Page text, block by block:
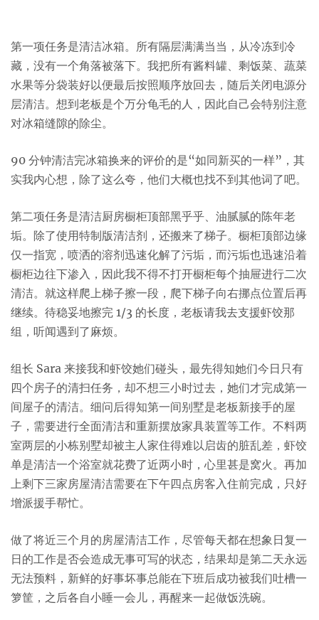
第一项任务是清洁冰箱。所有隔层满满当当，从冷冻到冷
藏，没有一个角落被落下。我把所有酱料罐、剩饭菜、蔬菜
水果等分袋装好以便最后按照顺序放回去，随后关闭电源分
层清洁。想到老板是个万分龟毛的人，因此自己会特别注意
对冰箱缝隙的除尘。
90 分钟清洁完冰箱换来的评价的是“如同新买的一样”，其
实我内心想，除了这么夸，他们大概也找不到其他词了吧。
第二项任务是清洁厨房橱柜顶部黑乎乎、油腻腻的陈年老
垢。除了使用特制版清洁剂，还搬来了梯子。橱柜顶部边缘
仅一指宽，喷洒的溶剂迅速化解了污垢，而污垢也迅速沿着
橱柜边往下渗入，因此我不得不打开橱柜每个抽屉进行二次
清洁。就这样爬上梯子擦一段，爬下梯子向右挪点位置后再
继续。待稳妥地擦完 1/3 的长度，老板请我去支援虾饺那
组，听闻遇到了麻烦。
组长 Sara 来接我和虾饺她们碰头，最先得知她们今日只有
四个房子的清扫任务，却不想三小时过去，她们才完成第一
间屋子的清洁。细问后得知第一间别墅是老板新接手的屋
子，需要进行全面清洁和重新摆放家具装置等工作。不料两
室两层的小栋别墅却被主人家住得难以启齿的脏乱差，虾饺
单是清洁一个浴室就花费了近两小时，心里甚是窝火。再加
上剩下三家房屋清洁需要在下午四点房客入住前完成，只好
增派援手帮忙。
做了将近三个月的房屋清洁工作，尽管每天都在想象日复一
日的工作是否会造成无事可写的状态，结果却是第二天永远
无法预料，新鲜的好事坏事总能在下班后成功被我们吐槽一
箩筐，之后各自小睡一会儿，再醒来一起做饭洗碗。